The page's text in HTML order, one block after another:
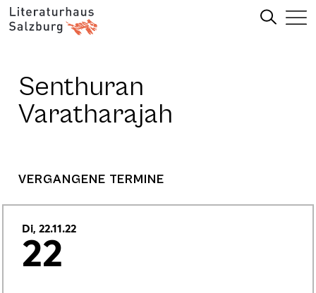
Senthuran
Varatharajah
VERGANGENE TERMINE
Di, 22.11.22
22